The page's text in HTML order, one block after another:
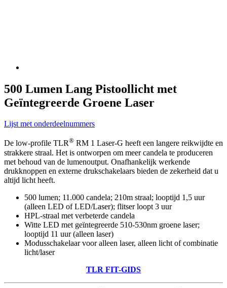
500 Lumen Lang Pistoollicht met
Geïntegreerde Groene Laser
Lijst met onderdeelnummers
De low-profile TLR® RM 1 Laser-G heeft een langere reikwijdte en
strakkere straal. Het is ontworpen om meer candela te produceren
met behoud van de lumenoutput. Onafhankelijk werkende
drukknoppen en externe drukschakelaars bieden de zekerheid dat u
altijd licht heeft.
500 lumen; 11.000 candela; 210m straal; looptijd 1,5 uur
(alleen LED of LED/Laser); flitser loopt 3 uur
HPL-straal met verbeterde candela
Witte LED met geïntegreerde 510-530nm groene laser;
looptijd 11 uur (alleen laser)
Modusschakelaar voor alleen laser, alleen licht of combinatie
licht/laser
TLR FIT-GIDS